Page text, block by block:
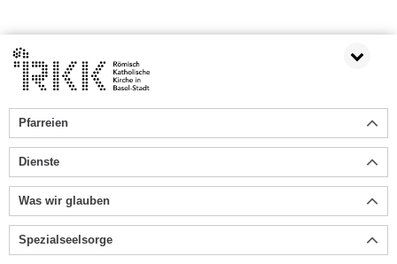
Pfarreien
Dienste
Was wir glauben
Spezialseelsorge